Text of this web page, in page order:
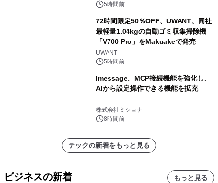
5時間前
72時間限定50％OFF、UWANT、同社
最軽量1.04kgの自動ゴミ収集掃除機
「V700 Pro」をMakuakeで発売
UWANT
5時間前
lmessage、MCP接続機能を強化し、
AIから設定操作できる機能を拡充
株式会社ミショナ
8時間前
テックの新着をもっと見る
ビジネスの新着 もっと見る